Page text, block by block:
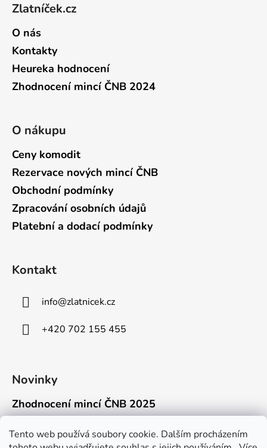
Tento web používá soubory cookie. Dalším procházením
Zlatníček.cz
O nás
Kontakty
Heureka hodnocení
Zhodnocení mincí ČNB 2024
O nákupu
Ceny komodit
Rezervace nových mincí ČNB
Obchodní podmínky
Zpracování osobních údajů
Platební a dodací podmínky
Kontakt
info@zlatnicek.cz
+420 702 155 455
Novinky
Zhodnocení mincí ČNB 2025
Připravili jsme pro vás jednoduchý a př...